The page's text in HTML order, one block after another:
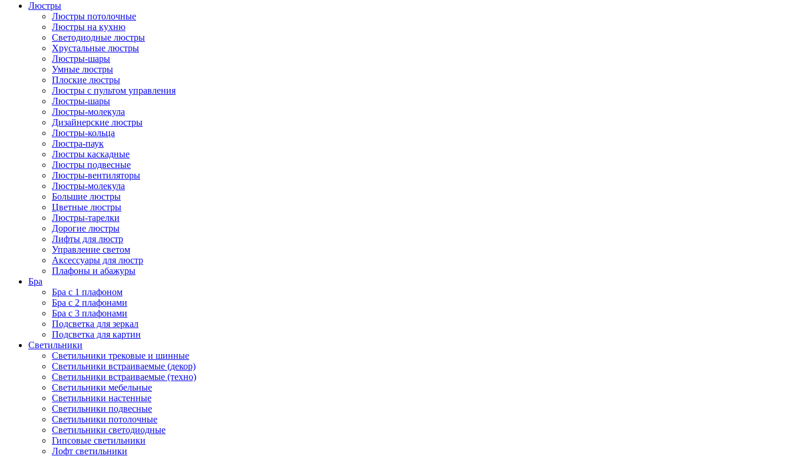
Люстры
Люстры потолочные
Люстры на кухню
Светодиодные люстры
Хрустальные люстры
Люстры-шары
Умные люстры
Плоские люстры
Люстры с пультом управления
Люстры-шары
Люстры-молекула
Дизайнерские люстры
Люстры-кольца
Люстра-паук
Люстры каскадные
Люстры подвесные
Люстры-вентиляторы
Люстры-молекула
Большие люстры
Цветные люстры
Люстры-тарелки
Дорогие люстры
Лифты для люстр
Управление светом
Аксессуары для люстр
Плафоны и абажуры
Бра
Бра с 1 плафоном
Бра с 2 плафонами
Бра с 3 плафонами
Подсветка для зеркал
Подсветка для картин
Светильники
Светильники трековые и шинные
Светильники встраиваемые (декор)
Светильники встраиваемые (техно)
Светильники мебельные
Светильники настенные
Светильники подвесные
Светильники потолочные
Светильники светодиодные
Гипсовые светильники
Лофт светильники